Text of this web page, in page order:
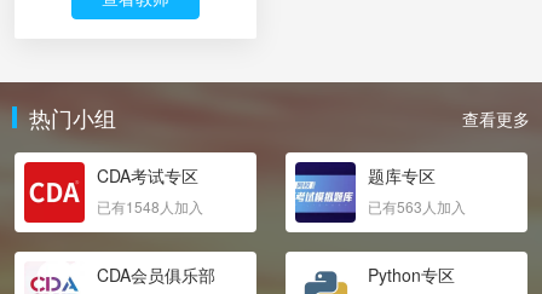
热门小组 查看更多
CDA考试专区
已有1548人加入
题库专区
已有563人加入
CDA会员俱乐部 Python专区